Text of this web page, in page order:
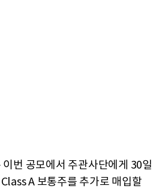
번 공모에서 주관사단에게 30일
A 보통주를 추가로 매입할